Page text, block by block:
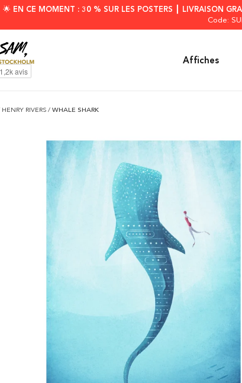
🌟 EN CE MOMENT : 30 % SUR LES POSTERS ┃ LIVRAISON
Code:
Affiches
HENRY RIVERS / WHALE SHARK